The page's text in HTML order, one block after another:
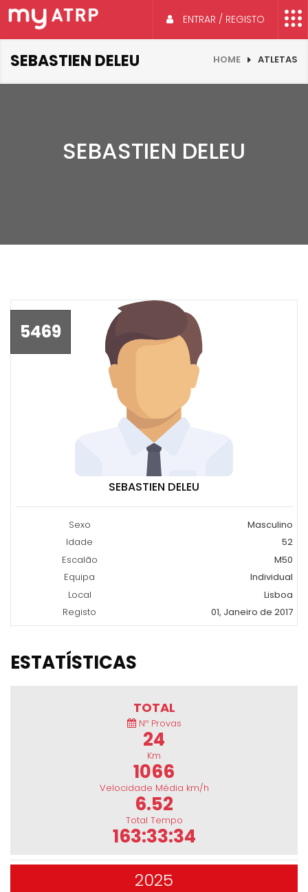
ENTRAR / REGISTO
SEBASTIEN DELEU HOME ATLETAS
SEBASTIEN DELEU
5469
SEBASTIEN DELEU
Sexo
Masculino
Idade
52
Escalão
M50
Equipa
Individual
Local
Lisboa
Registo
01, Janeiro de 2017
ESTATÍSTICAS
TOTAL
Nº Provas
24
Km
1066
Velocidade Média km/h
6.52
Total Tempo
163:33:34
2025